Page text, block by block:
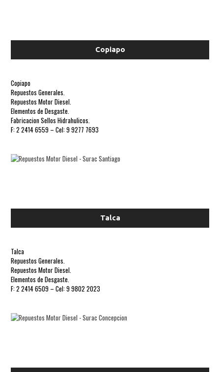
Copiapo
Copiapo
Repuestos Generales.
Repuestos Motor Diesel.
Elementos de Desgaste.
Fabricacion Sellos Hidrahulicos.
F: 2 2414 6559 – Cel: 9 9277 7693
Talca
Talca
Repuestos Generales.
Repuestos Motor Diesel.
Elementos de Desgaste.
F: 2 2414 6509 – Cel: 9 9802 2023